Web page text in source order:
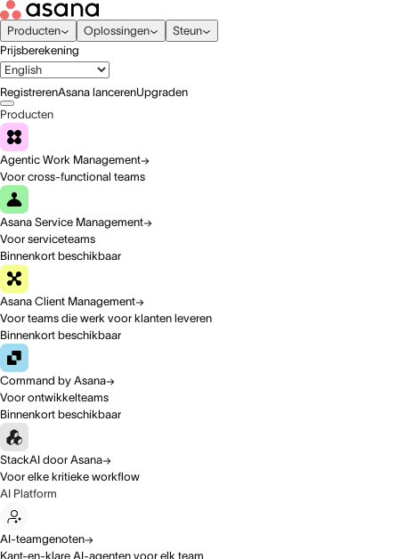
Producten Oplossingen
Steun
Prijsberekening
RegistrerenAsana lancerenUpgraden
Producten
Agentic Work Management
Voor cross-functional teams
Asana Service Management
Voor serviceteams
Binnenkort beschikbaar
Asana Client Management
Voor teams die werk voor klanten leveren
Binnenkort beschikbaar
Command by Asana
Voor ontwikkelteams
Binnenkort beschikbaar
StackAI door Asana
Voor elke kritieke workflow
AI Platform
AI-teamgenoten
Kant-en-klare AI-agenten voor elk team